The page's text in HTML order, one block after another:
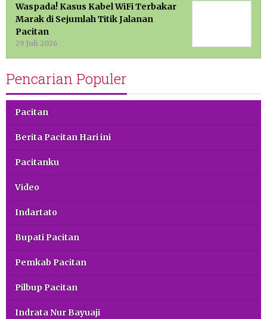
Waspada! Kasus Kabel WiFi Terbakar
Marak di Sejumlah Titik Jalanan
Pacitan
29 Juli 2026
Pencarian Populer
Pacitan
Berita Pacitan Hari ini
Pacitanku
Video
Indartato
Bupati Pacitan
Pemkab Pacitan
Pilbup Pacitan
Indrata Nur Bayuaji